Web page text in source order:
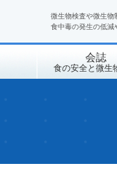
微生物検査や微生物
食中毒の発生の低減
会誌
食の安全と微生